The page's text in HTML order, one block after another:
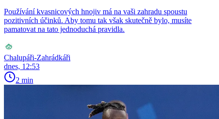
Používání kvasnicových hnojiv má na vaši zahradu spoustu
pozitivních účinků. Aby tomu tak však skutečně bylo, musíte
pamatovat na tato jednoduchá pravidla.
Chalupáři-Zahrádkáři
dnes, 12:53
2 min